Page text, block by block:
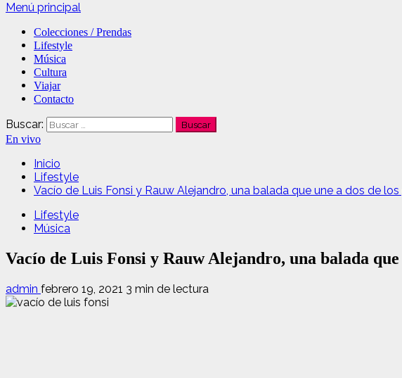
Menú principal
Colecciones / Prendas
Lifestyle
Música
Cultura
Viajar
Contacto
Buscar:
En vivo
Inicio
Lifestyle
Vacío de Luis Fonsi y Rauw Alejandro, una balada que une a dos de
Lifestyle
Música
Vacío de Luis Fonsi y Rauw Alejandro, una balada que
admin febrero 19, 2021 3 min de lectura